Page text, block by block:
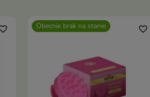
Obecnie brak na stanie favorite_border